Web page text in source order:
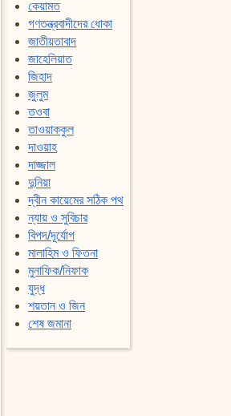
কেয়ামত
গণতন্ত্রবাদীদের ধোকা
জাতীয়তাবাদ
জাহেলিয়াত
জিহাদ
জুলুম
তওবা
তাওয়াককুল
দাওয়াহ
দাজ্জাল
দুনিয়া
দ্বীন কায়েমের সঠিক পথ
ন্যায় ও সুবিচার
বিপদ/দূর্যোগ
মালাহিম ও ফিতনা
মুনাফিক/নিফাক
যুদ্ধ
শয়তান ও জিন
শেষ জমানা